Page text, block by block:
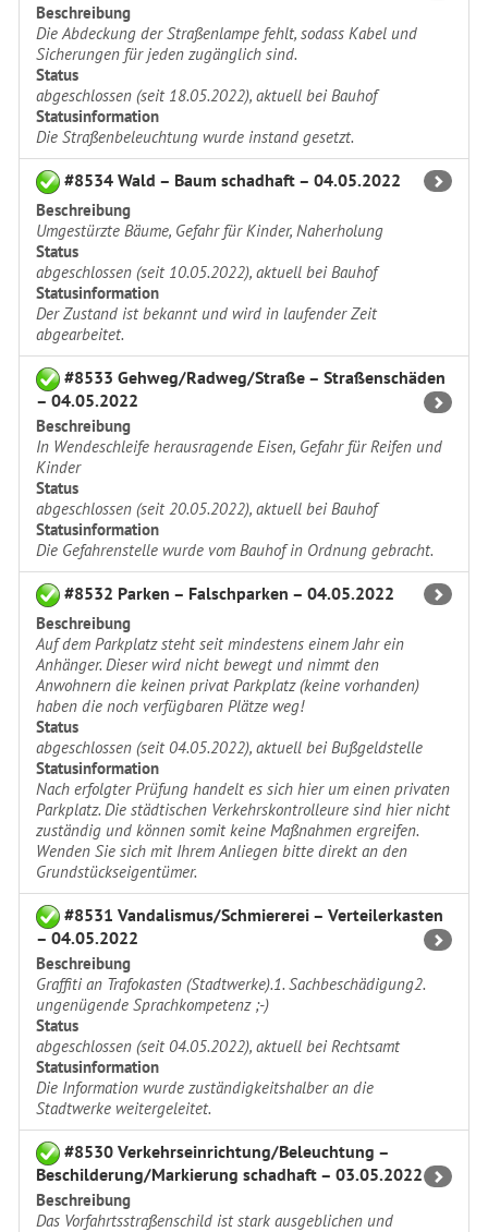
Beschreibung
Die Abdeckung der Straßenlampe fehlt, sodass Kabel und
Sicherungen für jeden zugänglich sind.
Status
abgeschlossen (seit 18.05.2022), aktuell bei Bauhof
Statusinformation
Die Straßenbeleuchtung wurde instand gesetzt.
#8534 Wald – Baum schadhaft – 04.05.2022
Beschreibung
Umgestürzte Bäume, Gefahr für Kinder, Naherholung
Status
abgeschlossen (seit 10.05.2022), aktuell bei Bauhof
Statusinformation
Der Zustand ist bekannt und wird in laufender Zeit
abgearbeitet.
#8533 Gehweg/Radweg/Straße – Straßenschäden
– 04.05.2022
Beschreibung
In Wendeschleife herausragende Eisen, Gefahr für Reifen und
Kinder
Status
abgeschlossen (seit 20.05.2022), aktuell bei Bauhof
Statusinformation
Die Gefahrenstelle wurde vom Bauhof in Ordnung gebracht.
#8532 Parken – Falschparken – 04.05.2022
Beschreibung
Auf dem Parkplatz steht seit mindestens einem Jahr ein
Anhänger. Dieser wird nicht bewegt und nimmt den
Anwohnern die keinen privat Parkplatz (keine vorhanden)
haben die noch verfügbaren Plätze weg!
Status
abgeschlossen (seit 04.05.2022), aktuell bei Bußgeldstelle
Statusinformation
Nach erfolgter Prüfung handelt es sich hier um einen privaten
Parkplatz. Die städtischen Verkehrskontrolleure sind hier nicht
zuständig und können somit keine Maßnahmen ergreifen.
Wenden Sie sich mit Ihrem Anliegen bitte direkt an den
Grundstückseigentümer.
#8531 Vandalismus/Schmiererei – Verteilerkasten
– 04.05.2022
Beschreibung
Graffiti an Trafokasten (Stadtwerke).1. Sachbeschädigung2.
ungenügende Sprachkompetenz ;-)
Status
abgeschlossen (seit 04.05.2022), aktuell bei Rechtsamt
Statusinformation
Die Information wurde zuständigkeitshalber an die
Stadtwerke weitergeleitet.
#8530 Verkehrseinrichtung/Beleuchtung –
Beschilderung/Markierung schadhaft – 03.05.2022
Beschreibung
Das Vorfahrtsstraßenschild ist stark ausgeblichen und